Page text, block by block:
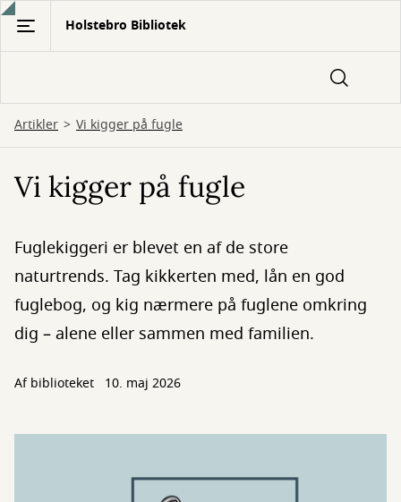
Gå
hovedindhold
Holstebro Bibliotek
Artikler Vi kigger på fugle
Vi kigger på fugle
Fuglekiggeri er blevet en af de store
naturtrends. Tag kikkerten med, lån en god
fuglebog, og kig nærmere på fuglene omkring
dig – alene eller sammen med familien.
Af biblioteket 10. maj 2026